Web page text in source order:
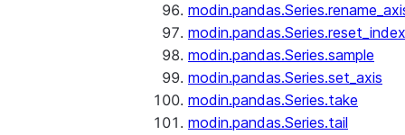
modin.pandas.Series.reset_index
modin.pandas.Series.sample
modin.pandas.Series.set_axis
modin.pandas.Series.take
modin.pandas.Series.tail